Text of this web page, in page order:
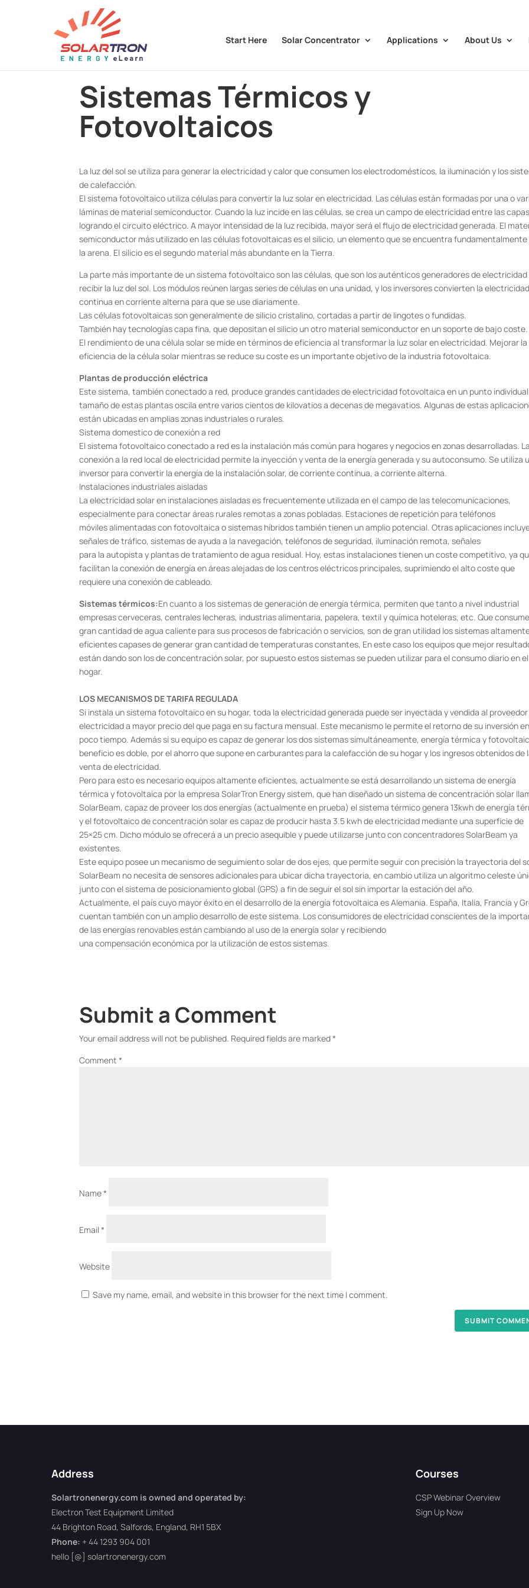
Start Here Solar Concentrator Applications About Us
Sistemas Térmicos y
Fotovoltaicos
La luz del sol se utiliza para generar la electricidad y calor que consumen los electrodomésticos, la iluminación y los
de calefacción.
El sistema fotovoltaico utiliza células para convertir la luz solar en electricidad. Las células están formadas por una o
láminas de material semiconductor. Cuando la luz incide en las células, se crea un campo de electricidad entre las
logrando el circuito eléctrico. A mayor intensidad de la luz recibida, mayor será el flujo de electricidad generada. El
semiconductor más utilizado en las células fotovoltaicas es el silicio, un elemento que se encuentra fundamentalmente
la arena. El silicio es el segundo material más abundante en la Tierra.
La parte más importante de un sistema fotovoltaico son las células, que son los auténticos generadores de electricidad
recibir la luz del sol. Los módulos reúnen largas series de células en una unidad, y los inversores convierten la electricidad
continua en corriente alterna para que se use diariamente.
Las células fotovoltaicas son generalmente de silicio cristalino, cortadas a partir de lingotes o fundidas.
También hay tecnologías capa fina, que depositan el silicio un otro material semiconductor en un soporte de bajo coste.
El rendimiento de una célula solar se mide en términos de eficiencia al transformar la luz solar en electricidad. Mejorar la
eficiencia de la célula solar mientras se reduce su coste es un importante objetivo de la industria fotovoltaica.
Plantas de producción eléctrica
Este sistema, también conectado a red, produce grandes cantidades de electricidad fotovoltaica en un punto
tamaño de estas plantas oscila entre varios cientos de kilovatios a decenas de megavatios. Algunas de estas
están ubicadas en amplias zonas industriales o rurales.
Sistema domestico de conexión a red
El sistema fotovoltaico conectado a red es la instalación más común para hogares y negocios en zonas desarrolladas. La
conexión a la red local de electricidad permite la inyección y venta de la energía generada y su autoconsumo. Se utiliza
inversor para convertir la energía de la instalación solar, de corriente continua, a corriente alterna.
Instalaciones industriales aisladas
La electricidad solar en instalaciones aisladas es frecuentemente utilizada en el campo de las telecomunicaciones,
especialmente para conectar áreas rurales remotas a zonas pobladas. Estaciones de repetición para teléfonos
móviles alimentadas con fotovoltaica o sistemas híbridos también tienen un amplio potencial. Otras aplicaciones
señales de tráfico, sistemas de ayuda a la navegación, teléfonos de seguridad, iluminación remota, señales
para la autopista y plantas de tratamiento de agua residual. Hoy, estas instalaciones tienen un coste competitivo, ya
facilitan la conexión de energía en áreas alejadas de los centros eléctricos principales, suprimiendo el alto coste que
requiere una conexión de cableado.
Sistemas térmicos:En cuanto a los sistemas de generación de energía térmica, permiten que tanto a nivel industrial
empresas cerveceras, centrales lecheras, industrias alimentaria, papelera, textil y química hoteleras, etc. Que
gran cantidad de agua caliente para sus procesos de fabricación o servicios, son de gran utilidad los sistemas
eficientes capases de generar gran cantidad de temperaturas constantes, En este caso los equipos que mejor
están dando son los de concentración solar, por supuesto estos sistemas se pueden utilizar para el consumo diario en el
hogar.
LOS MECANISMOS DE TARIFA REGULADA
Si instala un sistema fotovoltaico en su hogar, toda la electricidad generada puede ser inyectada y vendida al
electricidad a mayor precio del que paga en su factura mensual. Este mecanismo le permite el retorno de su inversión en
poco tiempo. Además si su equipo es capaz de generar los dos sistemas simultáneamente, energía térmica y
beneficio es doble, por el ahorro que supone en carburantes para la calefacción de su hogar y los ingresos obtenidos de
venta de electricidad.
Pero para esto es necesario equipos altamente eficientes, actualmente se está desarrollando un sistema de energía
térmica y fotovoltaica por la empresa SolarTron Energy sistem, que han diseñado un sistema de concentración solar
SolarBeam, capaz de proveer los dos energías (actualmente en prueba) el sistema térmico genera 13kwh de energía
y el fotovoltaico de concentración solar es capaz de producir hasta 3.5 kwh de electricidad mediante una superficie de
25×25 cm. Dicho módulo se ofrecerá a un precio asequible y puede utilizarse junto con concentradores SolarBeam ya
existentes.
Este equipo posee un mecanismo de seguimiento solar de dos ejes, que permite seguir con precisión la trayectoria del
SolarBeam no necesita de sensores adicionales para ubicar dicha trayectoria, en cambio utiliza un algoritmo celeste
junto con el sistema de posicionamiento global (GPS) a fin de seguir el sol sin importar la estación del año.
Actualmente, el país cuyo mayor éxito en el desarrollo de la energía fotovoltaica es Alemania. España, Italia, Francia y
cuentan también con un amplio desarrollo de este sistema. Los consumidores de electricidad conscientes de la
de las energías renovables están cambiando al uso de la energía solar y recibiendo
una compensación económica por la utilización de estos sistemas.
Submit a Comment
Your email address will not be published. Required fields are marked*
Comment*
Name*
Email*
Website
Save my name, email, and website in this browser for the next time I comment.
Address
Solartronenergy.com is owned and operated by:
Electron Test Equipment Limited
44 Brighton Road, Salfords, England, RH1 5BX
Phone: + 44 1293 904 001
hello [@] solartronenergy.com
Courses
CSP Webinar Overview
Sign Up Now